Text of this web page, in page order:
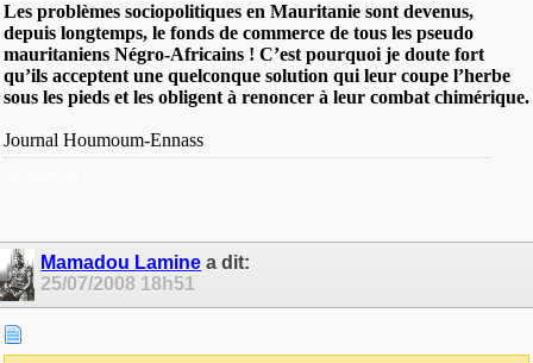
Les problèmes sociopolitiques en Mauritanie sont devenus,
depuis longtemps, le fonds de commerce de tous les pseudo
mauritaniens Négro-Africains ! C’est pourquoi je doute fort
qu’ils acceptent une quelconque solution qui leur coupe l’herbe
sous les pieds et les obligent à renoncer à leur combat chimérique.
Journal Houmoum-Ennass
Mamadou Lamine a dit:
25/07/2008 18h51